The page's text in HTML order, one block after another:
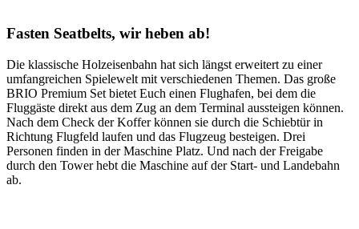
Fasten Seatbelts, wir heben ab!
Die klassische Holzeisenbahn hat sich längst erweitert zu einer
umfangreichen Spielewelt mit verschiedenen Themen. Das große
BRIO Premium Set bietet Euch einen Flughafen, bei dem die
Fluggäste direkt aus dem Zug an dem Terminal aussteigen können.
Nach dem Check der Koffer können sie durch die Schiebtür in
Richtung Flugfeld laufen und das Flugzeug besteigen. Drei
Personen finden in der Maschine Platz. Und nach der Freigabe
durch den Tower hebt die Maschine auf der Start- und Landebahn
ab.